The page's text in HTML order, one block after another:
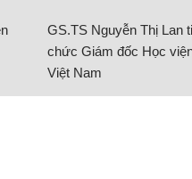
GS.TS Nguyễn Thị Lan
chức Giám đốc Học
Việt Nam